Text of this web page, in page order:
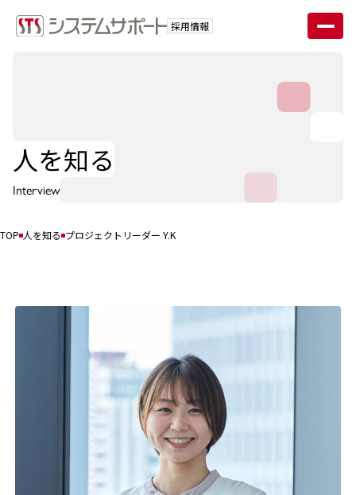
採用情報
人を知る
Interview
TOP 人を知る プロジェクトリーダー Y.K